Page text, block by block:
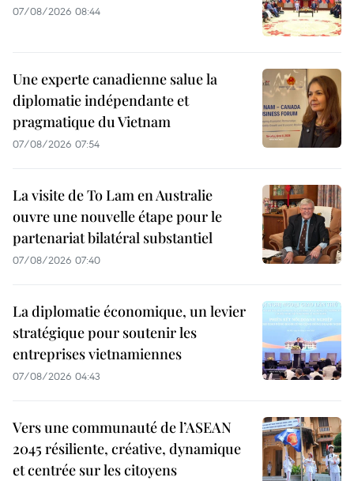
07/08/2026 08:44
Une experte canadienne salue la
diplomatie indépendante et
pragmatique du Vietnam
07/08/2026 07:54
La visite de To Lam en Australie
ouvre une nouvelle étape pour le
partenariat bilatéral substantiel
07/08/2026 07:40
La diplomatie économique, un levier
stratégique pour soutenir les
entreprises vietnamiennes
07/08/2026 04:43
Vers une communauté de l’ASEAN
2045 résiliente, créative, dynamique
et centrée sur les citoyens